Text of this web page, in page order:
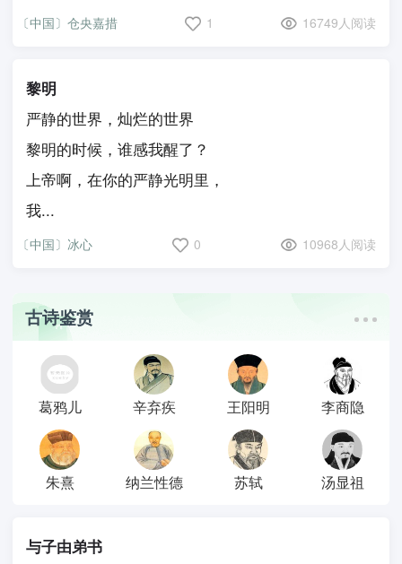
〔中国〕仓央嘉措 1 16749人阅读
黎明
严静的世界，灿烂的世界
黎明的时候，谁感我醒了？
上帝啊，在你的严静光明里，
我...
〔中国〕冰心 0 10968人阅读
古诗鉴赏
葛鸦儿 辛弃疾 王阳明 李商隐
朱熹 纳兰性德 苏轼 汤显祖
与子由弟书